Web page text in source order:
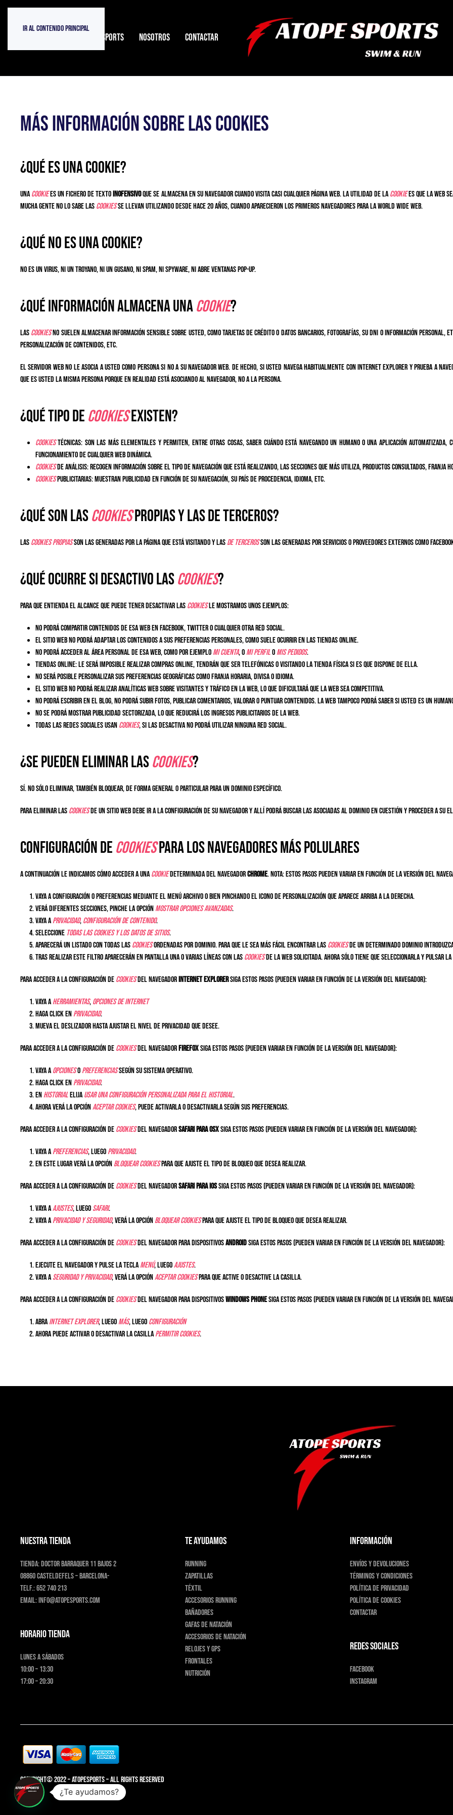
Ir al contenido principal
TIENDA ATOPESPORTS NOSOTROS CONTACTAR
Más información sobre las cookies
¿Qué es una cookie?
Unacookiees un fichero de textoinofensivoque se almacena en su navegador cuando visita casi cualquier página web. La utilidad de lacookiees que la web
mucha gente no lo sabe las cookiesse llevan utilizando desde hace 20 años, cuando aparecieron los primeros navegadores para la World Wide Web.
¿Qué NO ES una cookie?
No es un virus, ni un troyano, ni un gusano, ni spam, ni spyware, ni abre ventanas pop-up.
¿Qué información almacena unacookie?
Las cookiesno suelen almacenar información sensible sobre usted, como tarjetas de crédito o datos bancarios, fotografías, su DNI o información personal,
personalización de contenidos, etc.
El servidor web no le asocia a usted como persona si no a su navegador web. De hecho, si usted navega habitualmente con Internet Explorer y prueba a
que es usted la misma persona porque en realidad está asociando al navegador, no a la persona.
¿Qué tipo de cookiesexisten?
Cookiestécnicas: Son las más elementales y permiten, entre otras cosas, saber cuándo está navegando un humano o una aplicación automatizada,
funcionamiento de cualquier web dinámica.
Cookiesde análisis: Recogen información sobre el tipo de navegación que está realizando, las secciones que más utiliza, productos consultados, franja
Cookiespublicitarias: Muestran publicidad en función de su navegación, su país de procedencia, idioma, etc.
¿Qué son lascookiespropias y las de terceros?
Las cookies propiasson las generadas por la página que está visitando y lasde tercerosson las generadas por servicios o proveedores externos como
¿Qué ocurre si desactivo lascookies?
Para que entienda el alcance que puede tener desactivar las cookiesle mostramos unos ejemplos:
No podrá compartir contenidos de esa web en Facebook, Twitter o cualquier otra red social.
El sitio web no podrá adaptar los contenidos a sus preferencias personales, como suele ocurrir en las tiendas online.
No podrá acceder al área personal de esa web, como por ejemploMi cuenta, oMi perfiloMis pedidos.
Tiendas online: Le será imposible realizar compras online, tendrán que ser telefónicas o visitando la tienda física si es que dispone de ella.
No será posible personalizar sus preferencias geográficas como franja horaria, divisa o idioma.
El sitio web no podrá realizar analíticas web sobre visitantes y tráfico en la web, lo que dificultará que la web sea competitiva.
No podrá escribir en el blog, no podrá subir fotos, publicar comentarios, valorar o puntuar contenidos. La web tampoco podrá saber si usted es un
No se podrá mostrar publicidad sectorizada, lo que reducirá los ingresos publicitarios de la web.
Todas las redes sociales usan cookies, si las desactiva no podrá utilizar ninguna red social.
¿Se pueden eliminar lascookies?
Sí. No sólo eliminar, también bloquear, de forma general o particular para un dominio específico.
Para eliminar las cookiesde un sitio web debe ir a la configuración de su navegador y allí podrá buscar las asociadas al dominio en cuestión y proceder a su
Configuración de cookiespara los navegadores más polulares
A continuación le indicamos cómo acceder a unacookiedeterminada del navegadorChrome. Nota: estos pasos pueden variar en función de la versión del
Vaya a Configuración o Preferencias mediante el menú Archivo o bien pinchando el icono de personalización que aparece arriba a la derecha.
Verá diferentes secciones, pinche la opciónMostrar opciones avanzadas.
Vaya aPrivacidad, Configuración de contenido.
Seleccione Todas lascookiesy los datos de sitios.
Aparecerá un listado con todas las cookiesordenadas por dominio. Para que le sea más fácil encontrar las cookiesde un determinado dominio
Tras realizar este filtro aparecerán en pantalla una o varias líneas con las cookiesde la web solicitada. Ahora sólo tiene que seleccionarla y pulsar la
Para acceder a la configuración de cookiesdel navegadorInternet Explorersiga estos pasos (pueden variar en función de la versión del navegador):
Vaya aHerramientas, Opciones de Internet
Haga click enPrivacidad.
Mueva el deslizador hasta ajustar el nivel de privacidad que desee.
Para acceder a la configuración de cookiesdel navegadorFirefoxsiga estos pasos (pueden variar en función de la versión del navegador):
Vaya aOpcionesoPreferenciassegún su sistema operativo.
Haga click enPrivacidad.
EnHistorialelijaUsar una configuración personalizada para el historial.
Ahora verá la opciónAceptar cookies, puede activarla o desactivarla según sus preferencias.
Para acceder a la configuración de cookiesdel navegadorSafari para OSXsiga estos pasos (pueden variar en función de la versión del navegador):
Vaya aPreferencias, luegoPrivacidad.
En este lugar verá la opciónBloquear cookiespara que ajuste el tipo de bloqueo que desea realizar.
Para acceder a la configuración de cookiesdel navegadorSafari para iOSsiga estos pasos (pueden variar en función de la versión del navegador):
Vaya aAjustes, luego Safari.
Vaya aPrivacidad y Seguridad, verá la opciónBloquear cookiespara que ajuste el tipo de bloqueo que desea realizar.
Para acceder a la configuración de cookiesdel navegador para dispositivosAndroidsiga estos pasos (pueden variar en función de la versión del navegador):
Ejecute el navegador y pulse la teclaMenú, luegoAjustes.
Vaya aSeguridad y Privacidad, verá la opciónAceptar cookiespara que active o desactive la casilla.
Para acceder a la configuración de cookiesdel navegador para dispositivosWindows Phonesiga estos pasos (pueden variar en función de la versión del
AbraInternet Explorer, luegoMás, luego Configuración
Ahora puede activar o desactivar la casillaPermitir cookies.
NUESTRA TIENDA
Tienda:Doctor Barraquer 11 bajos 2
08860 Casteldefels – Barcelona-
Telf.:652 740 213
Email:info@atopesports.com
HORARIO TIENDA
Lunes a Sábados
10:00 – 13:30
17:00 – 20:30
TE AYUDAMOS
Running
Zapatillas
Téxtil
Accesorios running
Bañadores
Gafas de natación
Accesorios de natación
Relojes y GPS
Frontales
Nutrición
INFORMACIÓN
Envíos y devoluciones
Términos y condiciones
Política de privacidad
Política de cookies
Contactar
Redes sociales
Facebook
Instagram
Copyright© 2022 – AtopeSports – All rights reserved
¿Te ayudamos?